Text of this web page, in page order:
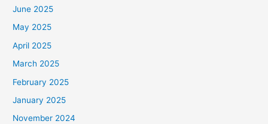
June 2025
May 2025
April 2025
March 2025
February 2025
January 2025
November 2024